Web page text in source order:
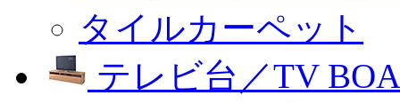
タイルカーペット
テレビ台／TV